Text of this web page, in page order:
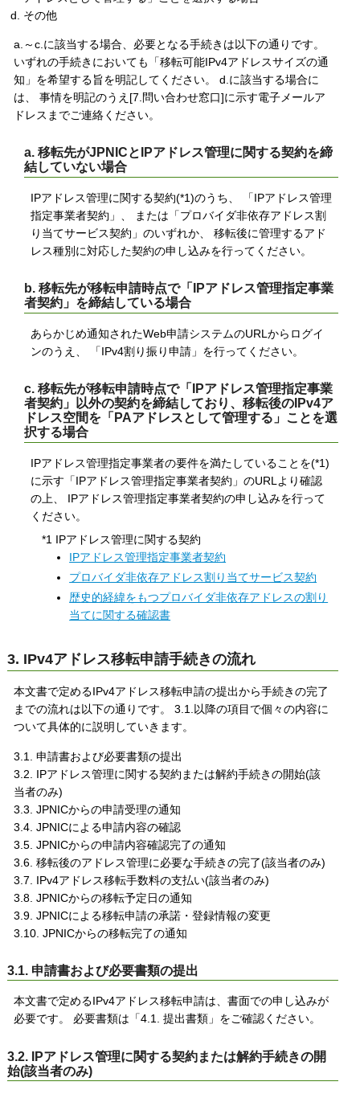
その他
a.～c.に該当する場合、必要となる手続きは以下の通りです。
いずれの手続きにおいても「移転可能IPv4アドレスサイズの通
知」を希望する旨を明記してください。 d.に該当する場合に
は、 事情を明記のうえ[7.問い合わせ窓口]に示す電子メールア
ドレスまでご連絡ください。
a. 移転先がJPNICとIPアドレス管理に関する契約を締
結していない場合
IPアドレス管理に関する契約(*1)のうち、 「IPアドレス管理
指定事業者契約」、 または「プロバイダ非依存アドレス割
り当てサービス契約」のいずれか、 移転後に管理するアド
レス種別に対応した契約の申し込みを行ってください。
b. 移転先が移転申請時点で「IPアドレス管理指定事業
者契約」を締結している場合
あらかじめ通知されたWeb申請システムのURLからログイ
ンのうえ、 「IPv4割り振り申請」を行ってください。
c. 移転先が移転申請時点で「IPアドレス管理指定事業
者契約」以外の契約を締結しており、移転後のIPv4ア
ドレス空間を「PAアドレスとして管理する」ことを選
択する場合
IPアドレス管理指定事業者の要件を満たしていることを(*1)
に示す「IPアドレス管理指定事業者契約」のURLより確認
の上、 IPアドレス管理指定事業者契約の申し込みを行って
ください。
*1 IPアドレス管理に関する契約
IPアドレス管理指定事業者契約
プロバイダ非依存アドレス割り当てサービス契約
歴史的経緯をもつプロバイダ非依存アドレスの割り
当てに関する確認書
3. IPv4アドレス移転申請手続きの流れ
本文書で定めるIPv4アドレス移転申請の提出から手続きの完了
までの流れは以下の通りです。 3.1.以降の項目で個々の内容に
ついて具体的に説明していきます。
3.1. 申請書および必要書類の提出
3.2. IPアドレス管理に関する契約または解約手続きの開始(該
当者のみ)
3.3. JPNICからの申請受理の通知
3.4. JPNICによる申請内容の確認
3.5. JPNICからの申請内容確認完了の通知
3.6. 移転後のアドレス管理に必要な手続きの完了(該当者のみ)
3.7. IPv4アドレス移転手数料の支払い(該当者のみ)
3.8. JPNICからの移転予定日の通知
3.9. JPNICによる移転申請の承諾・登録情報の変更
3.10. JPNICからの移転完了の通知
3.1. 申請書および必要書類の提出
本文書で定めるIPv4アドレス移転申請は、書面での申し込みが
必要です。 必要書類は「4.1. 提出書類」をご確認ください。
3.2. IPアドレス管理に関する契約または解約手続きの開
始(該当者のみ)